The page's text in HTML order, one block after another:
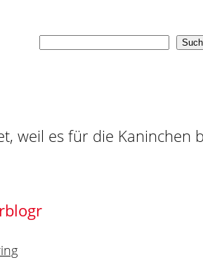
weil es für die Kaninchen